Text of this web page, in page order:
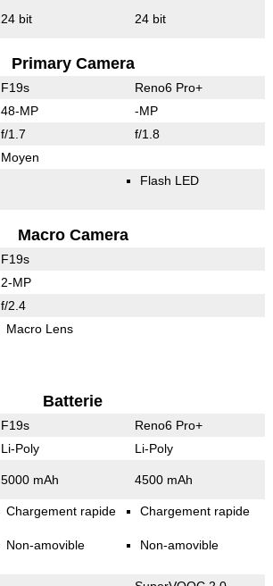
24 bit 24 bit
Primary Camera
F19s Reno6 Pro+
48-MP -MP
f/1.7 f/1.8
Moyen
Flash LED
Macro Camera
F19s
2-MP
f/2.4
Macro Lens
Batterie
F19s Reno6 Pro+
Li-Poly Li-Poly
5000 mAh 4500 mAh
Chargement rapide
Non-amovible
Chargement rapide
Non-amovible